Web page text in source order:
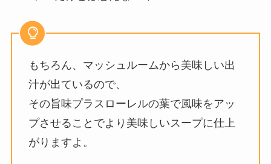
もちろん、マッシュルームから美味しい出
汁が出ているので、
その旨味プラスローレルの葉で風味をアッ
プさせることでより美味しいスープに仕上
がりますよ。